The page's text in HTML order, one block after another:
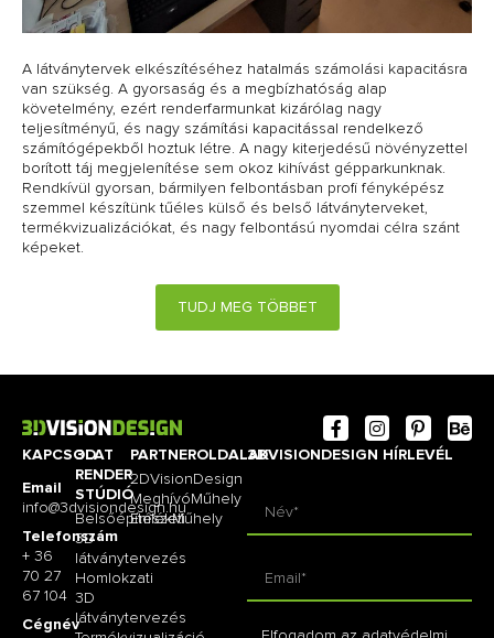
A látványtervek elkészítéséhez hatalmás számolási kapacitásra
van szükség. A gyorsaság és a megbízhatóság alap
követelmény, ezért renderfarmunkat kizárólag nagy
teljesítményű, és nagy számítási kapacitással rendelkező
számítógépekből hoztuk létre. A nagy kiterjedésű növényzettel
borított táj megjelenítése sem okoz kihívást gépparkunknak.
Rendkívül gyorsan, bármilyen felbontásban profi fényképész
szemmel készítünk tűéles külső és belső látványterveket,
termékvizualizációkat, és nagy felbontású nyomdai célra szánt
képeket.
TUDJ MEG TÖBBET
KAPCSOLAT
Email
info@3dvisiondesign.hu
Telefonszám
+ 36
70 27
67 104
Cégnév
3D
RENDER
STÚDIÓ
Belsőépítészeti
3D
látványtervezés
Homlokzati
3D
látványtervezés
PARTNEROLDALAK
2DVisionDesign
MeghívóMűhely
EmlékMűhely
3DVISIONDESIGN HÍRLEVÉL